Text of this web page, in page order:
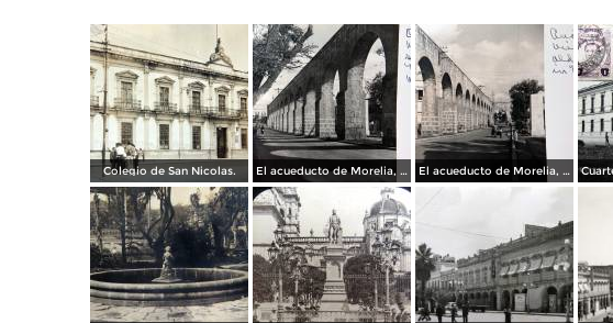
Colegio de San Nicolas. El acueducto de Morelia, Michoacán El acueducto de Morelia, Michoacán